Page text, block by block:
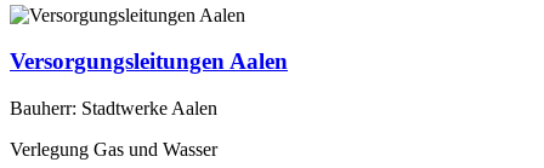
Versorgungsleitungen Aalen
Bauherr: Stadtwerke Aalen
Verlegung Gas und Wasser